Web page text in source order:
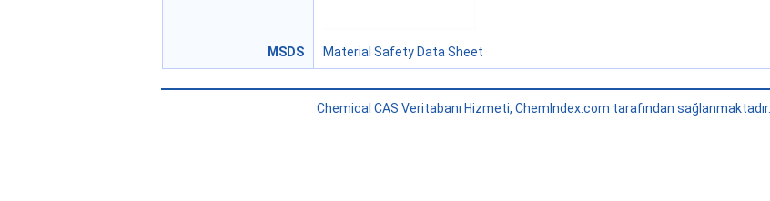
MSDS Material Safety Data Sheet
Chemical CAS Veritabanı Hizmeti, ChemIndex.com tarafından sağlanmaktadır.